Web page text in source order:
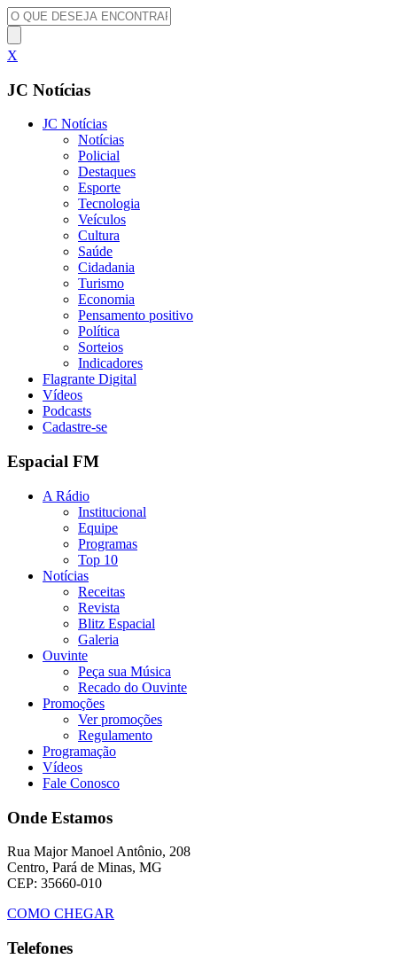
X
JC Notícias
JC Notícias
Notícias
Policial
Destaques
Esporte
Tecnologia
Veículos
Cultura
Saúde
Cidadania
Turismo
Economia
Pensamento positivo
Política
Sorteios
Indicadores
Flagrante Digital
Vídeos
Podcasts
Cadastre-se
Espacial FM
A Rádio
Institucional
Equipe
Programas
Top 10
Notícias
Receitas
Revista
Blitz Espacial
Galeria
Ouvinte
Peça sua Música
Recado do Ouvinte
Promoções
Ver promoções
Regulamento
Programação
Vídeos
Fale Conosco
Onde Estamos
Rua Major Manoel Antônio, 208
Centro, Pará de Minas, MG
CEP: 35660-010
COMO CHEGAR
Telefones